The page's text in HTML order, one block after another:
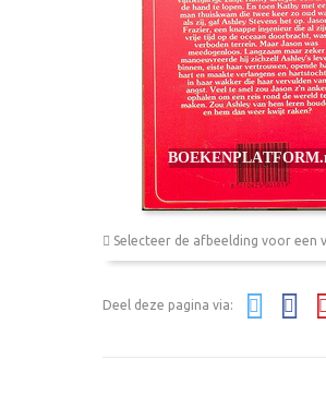
Selecteer de afbeelding voor een
Deel deze pagina via: